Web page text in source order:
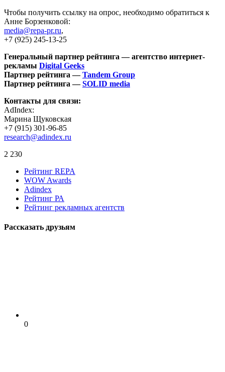
Чтобы получить ссылку на опрос, необходимо обратиться к
Анне Борзенковой:
media@repa-pr.ru,
+7 (925) 245-13-25
Генеральный партнер рейтинга — агентство интернет-
рекламы Digital Geeks
Партнер рейтинга —Tandem Group
Партнер рейтинга —SOLID media
Контакты для связи:
AdIndex:
Марина Щуковская
+7 (915) 301-96-85
research@adindex.ru
2 230
Рейтинг REPA
WOW Awards
Adindex
Рейтинг РА
Рейтинг рекламных агентств
Рассказать друзьям
0